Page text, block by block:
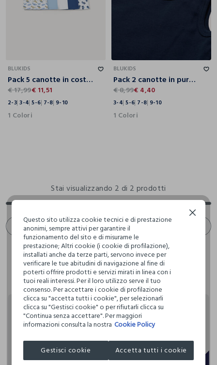
BLUKIDS
Pack 5 canotte in costina di puro cotone bambino
€ 17,99€ 11,51
2-3 3-4 5-6 7-8 9-10
1 Colori
BLUKIDS
Pack 2 canotte in puro cotone bambino
€ 8,99€ 4,40
3-4 5-6 7-8 9-10
1 Colori
Stai visualizzando 2 di 2 prodotti
SCROLL INFINITO 🙄 ? NO GRAZIE. FILTRA!
Rendi speciali i tuoi
acquisti
Blukids card e Blukids Club sono le carte fedeltà che
Questo sito utilizza cookie tecnici e di prestazione
anonimi, sempre attivi per garantire il
funzionamento del sito e di misurarne le
prestazione; Altri cookie (i cookie di profilazione),
installati anche da terze parti, servono invece per
verificare le tue abitudini di navigazione al fine di
poterti offrire prodotti e servizi mirati in linea con i
tuoi reali interessi. Per il loro utilizzo serve il tuo
consenso. Per accettare i cookie di profilazione
clicca su "accetta tutti i cookie", per selezionarli
clicca su "Gestisci cookie" o per rifiutarli clicca su
"Continua senza accettare". Per maggiori
informazioni consulta la nostra Cookie Policy
Gestisci cookie Accetta tutti i cookie
Continua senza accettare